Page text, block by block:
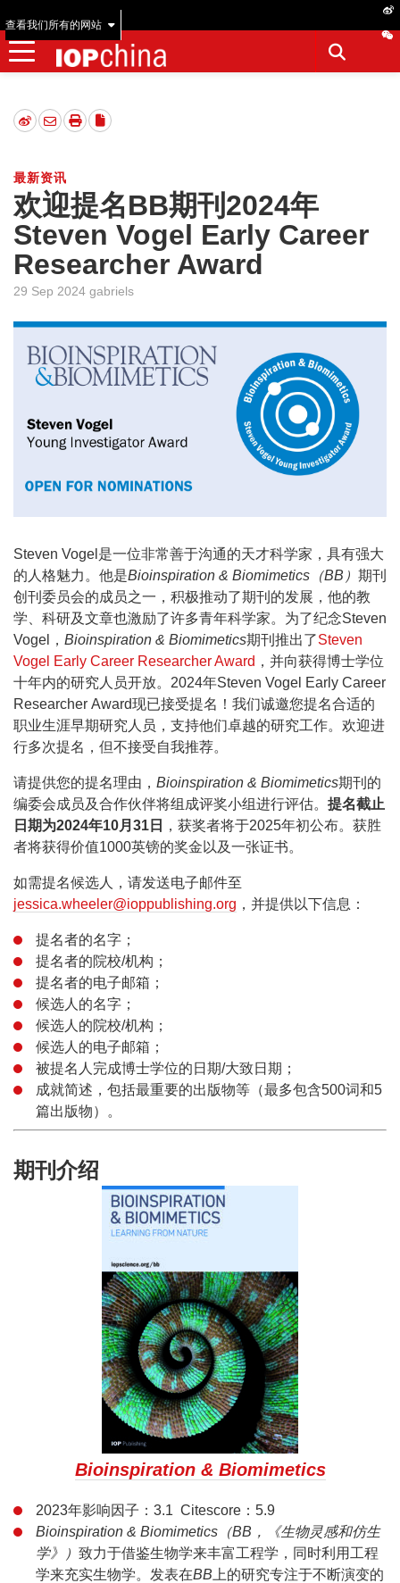
查看我们所有的网站
最新资讯
欢迎提名BB期刊2024年
Steven Vogel Early Career
Researcher Award
29 Sep 2024 gabriels
Steven Vogel是一位非常善于沟通的天才科学家，具有强大
的人格魅力。他是Bioinspiration & Biomimetics（BB） 期刊
创刊委员会的成员之一，积极推动了期刊的发展，他的教
学、科研及文章也激励了许多青年科学家。为了纪念Steven
Vogel， Bioinspiration & Biomimetics期刊推出了Steven
Vogel Early Career Researcher Award ，并向获得博士学位
十年内的研究人员开放。2024年Steven Vogel Early Career
Researcher Award现已接受提名！我们诚邀您提名合适的
职业生涯早期研究人员，支持他们卓越的研究工作。欢迎进
行多次提名，但不接受自我推荐。
请提供您的提名理由， Bioinspiration & Biomimetics期刊的
编委会成员及合作伙伴将组成评奖小组进行评估。 提名截止
日期为2024年10月31日
，获奖者将于2025年初公布。获胜
者将获得价值1000英镑的奖金以及一张证书。
如需提名候选人，请发送电子邮件至
jessica.wheeler@ioppublishing.org ，并提供以下信息：
提名者的名字；
提名者的院校/机构；
提名者的电子邮箱；
候选人的名字；
候选人的院校/机构；
候选人的电子邮箱；
被提名人完成博士学位的日期/大致日期；
成就简述，包括最重要的出版物等（最多包含500词和5
篇出版物）。
期刊介绍
Bioinspiration & Biomimetics
2023年影响因子：3.1 Citescore：5.9
Bioinspiration & Biomimetics （BB，《生物灵感和仿生
学》） 致力于借鉴生物学来丰富工程学，同时利用工程
学来充实生物学。发表在BB 上的研究专注于不断演变的